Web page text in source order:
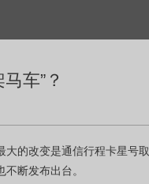
车”？
的改变是通信行程卡星号取
不断发布出台。